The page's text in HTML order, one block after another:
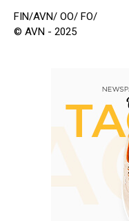
FIN/AVN/ OO/ FO/
© AVN - 2025